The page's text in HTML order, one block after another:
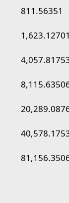
फुट मान811.56351